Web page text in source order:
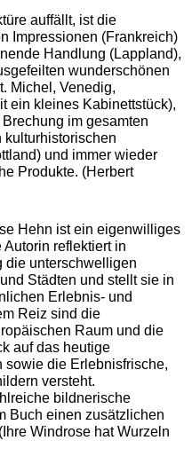
auffällt, ist die
Impressionen (Frankreich)
Handlung (Lappland),
wunderschönen
Michel, Venedig,
ein kleines Kabinettstück),
im gesamten
kulturhistorischen
und immer wieder
Produkte. (Herbert
Hehn ist ein eigenwilliges
reflektiert in
die unterschwelligen
Städten und stellt sie in
Erlebnis- und
Reiz sind die
Raum und die
auf das heutige
sowie die Erlebnisfrische,
versteht.
bildnerische
Buch einen zusätzlichen
Windrose hat Wurzeln